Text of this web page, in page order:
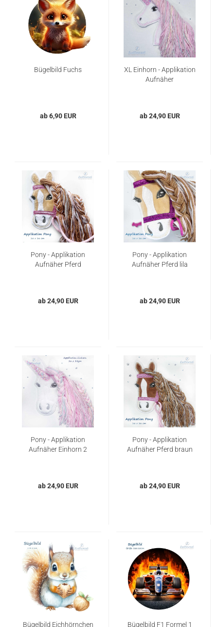
Bügelbild Fuchs
ab 6,90 EUR
XL Einhorn - Applikation
Aufnäher
ab 24,90 EUR
Pony - Applikation
Aufnäher Pferd
ab 24,90 EUR
Pony - Applikation
Aufnäher Pferd lila
ab 24,90 EUR
Pony - Applikation
Aufnäher Einhorn 2
ab 24,90 EUR
Pony - Applikation
Aufnäher Pferd braun
ab 24,90 EUR
Bügelbild Eichhörnchen Bügelbild F1 Formel 1